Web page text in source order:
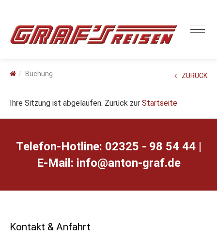
Buchung ZURÜCK
Ihre Sitzung ist abgelaufen. Zurück zur Startseite
Telefon-Hotline: 02325 - 98 54 44 |
E-Mail: ed.farg-notna@ofni
Kontakt & Anfahrt